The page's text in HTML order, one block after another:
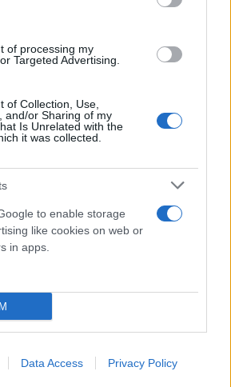
of processing my
Targeted Advertising.
of Collection, Use,
and/or Sharing of my
Is Unrelated with the
it was collected.
to enable storage
like cookies on web or
in apps.
Data Access Privacy Policy
προειδοποιεί: Σε λίγο δεν θα
νοητικά την
Νοημοσύνη
ΧΡΙΣΤΌΔΟΥΛΟΣ ΣΚΟΎΝΤΑΣ